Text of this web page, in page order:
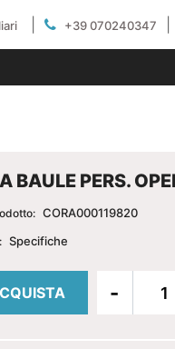
+39 070240347
BAULE PERS.
CORA000119820
Specifiche